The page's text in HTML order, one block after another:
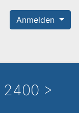
Anmelden
2400 >